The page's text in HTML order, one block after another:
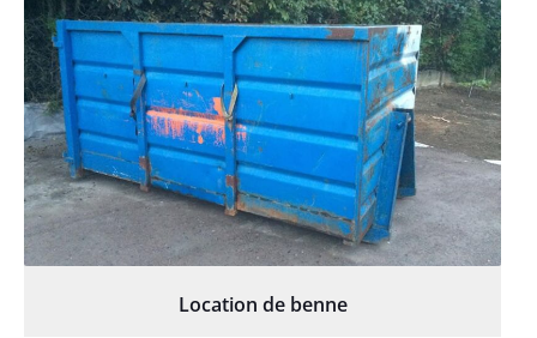
Location de benne